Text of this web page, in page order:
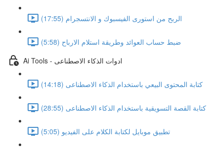
الربح من استورى الفيسبوك و الانتسجرام (17:55)
ضبط حساب العوائد وطريقة استلام الارباح (5:58)
Ai Tools - ادوات الذكاء الاصطناعى
كتابة المحتوى البيعي باستخدام الذكاء الاصطناعى (14:18)
كتابة القصة التسويقية باستخدام الذكاء الاصطناعى (28:55)
تطبيق موبايل لكتابة الكلام على الفيديو (5:05)